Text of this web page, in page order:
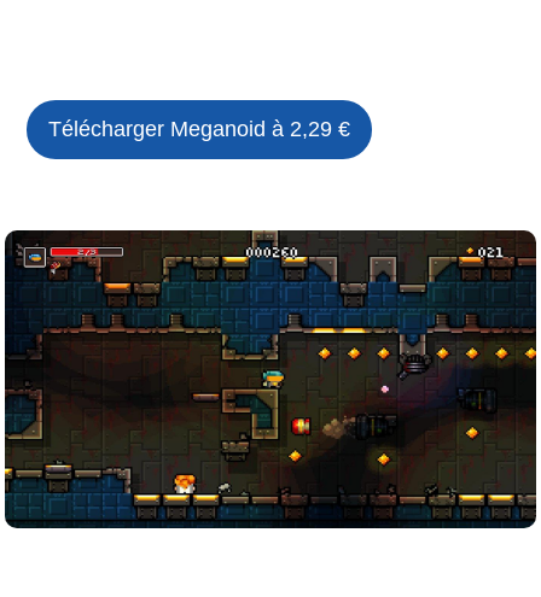
Télécharger Meganoid à 2,29 €